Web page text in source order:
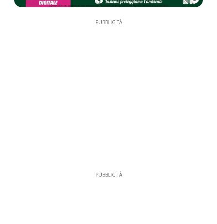
PUBBLICITÀ
PUBBLICITÀ